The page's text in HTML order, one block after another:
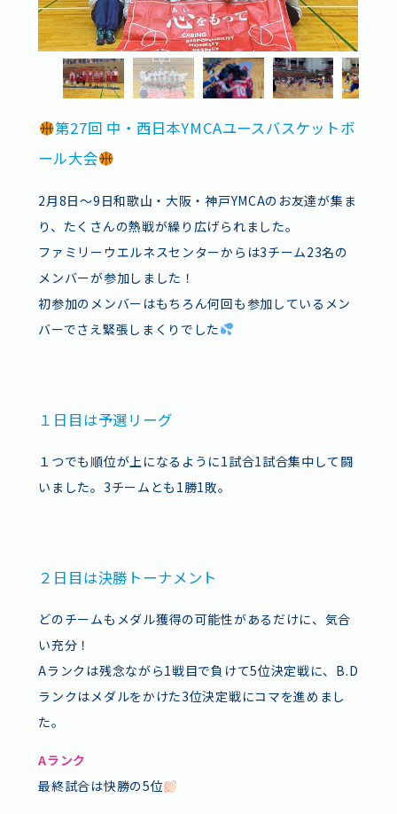
第27回 中・西日本YMCAユースバスケットボ
ール大会
2月8日〜9日和歌山・大阪・神戸YMCAのお友達が集ま
り、たくさんの熱戦が繰り広げられました。
ファミリーウエルネスセンターからは3チーム23名の
メンバーが参加しました！
初参加のメンバーはもちろん何回も参加しているメン
バーでさえ緊張しまくりでした
１日目は予選リーグ
１つでも順位が上になるように1試合1試合集中して闘
いました。3チームとも1勝1敗。
２日目は決勝トーナメント
どのチームもメダル獲得の可能性があるだけに、気合
い充分！
Aランクは残念ながら1戦目で負けて5位決定戦に、B.D
ランクはメダルをかけた3位決定戦にコマを進めまし
た。
Aランク
最終試合は快勝の5位